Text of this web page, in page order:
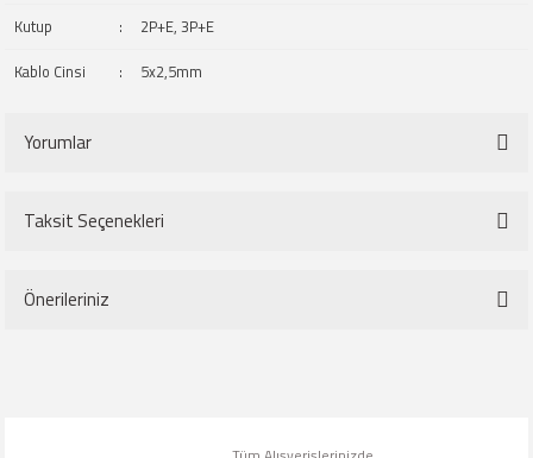
Kutup
:
2P+E, 3P+E
Kablo Cinsi
: 5x2,5mm
Yorumlar
Taksit Seçenekleri
Önerileriniz